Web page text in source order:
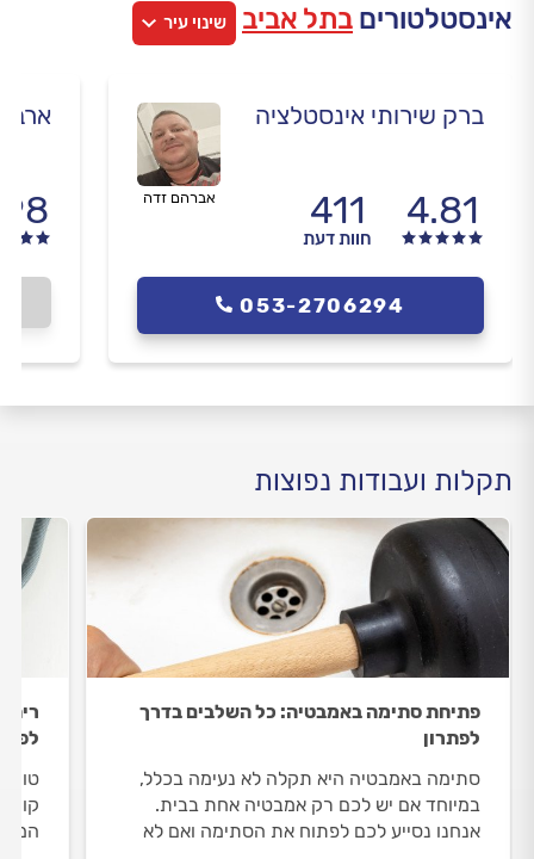
אינסטלטורים בתל אביב שינוי עיר
ברק שירותי אינסטלציה
4.81
411
חוות דעת
אברהם זדה
053-2706294
תקלות ועבודות נפוצות
פתיחת סתימה באמבטיה: כל השלבים בדרך
לפתרון
סתימה באמבטיה היא תקלה לא נעימה בכלל,
במיוחד אם יש לכם רק אמבטיה אחת בבית.
אנחנו נסייע לכם לפתוח את הסתימה ואם לא
ריח